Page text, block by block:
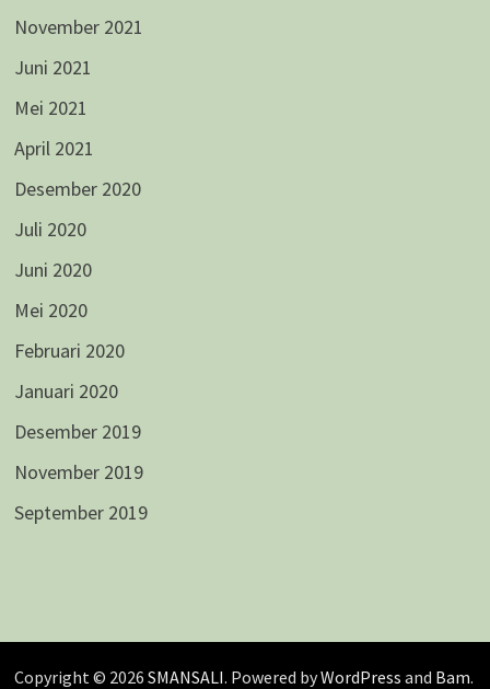
November 2021
Juni 2021
Mei 2021
April 2021
Desember 2020
Juli 2020
Juni 2020
Mei 2020
Februari 2020
Januari 2020
Desember 2019
November 2019
September 2019
Copyright © 2026 SMANSALI. Powered byWordPress and Bam.